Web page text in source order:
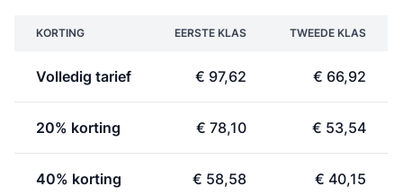
KORTING EERSTE KLAS TWEEDE KLAS
Volledig tarief € 97,62 € 66,92
20% korting € 78,10 € 53,54
40% korting € 58,58 € 40,15